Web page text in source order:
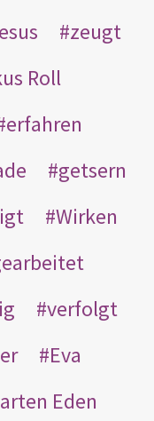
zeugt
Roll
erfahren
getsern
Wirken
verfolgt
Eva
Eden